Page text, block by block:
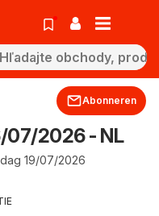
Abonneren
07/2026 - NL
19/07/2026